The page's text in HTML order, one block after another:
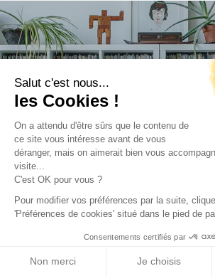
Salut c'est nous...
les Cookies !
On a attendu d'être sûrs que le contenu de
ce site vous intéresse avant de vous
déranger, mais on aimerait bien vous
visite...
C'est OK pour vous ?
Pour modifier vos préférences par la suite,
'Préférences de cookies' situé dans le pied de
Consentements certifiés par
Non merci Je choisis
Trouvez le
le plus adapté
projet !